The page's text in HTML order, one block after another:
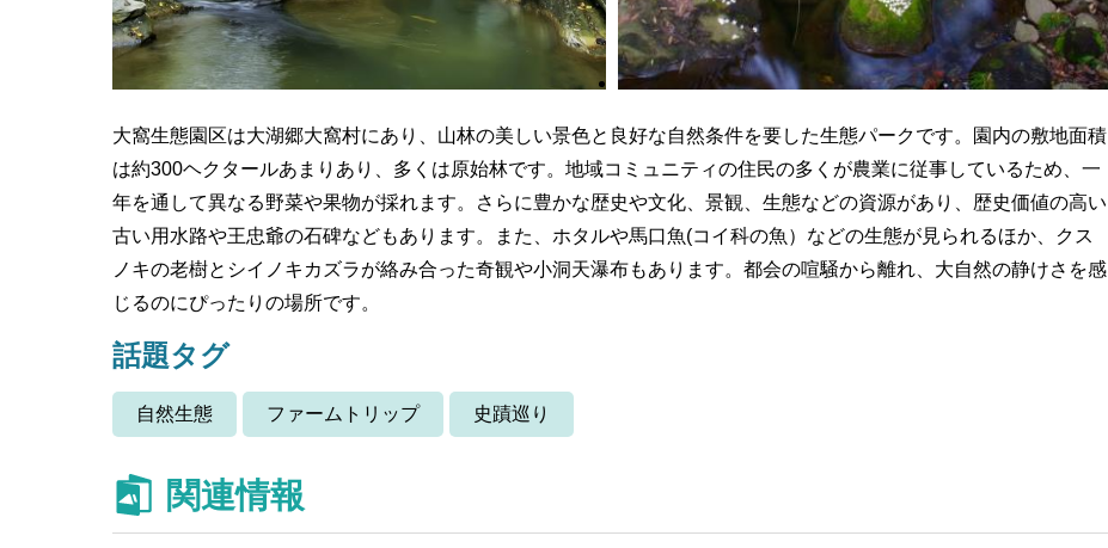
大窩生態園区は大湖郷大窩村にあり、山林の美しい景色と良好な自然条件を要した生態パークです。園内の敷地面積
は約300ヘクタールあまりあり、多くは原始林です。地域コミュニティの住民の多くが農業に従事しているため、一
年を通して異なる野菜や果物が採れます。さらに豊かな歴史や文化、景観、生態などの資源があり、歴史価値の高い
古い用水路や王忠爺の石碑などもあります。また、ホタルや馬口魚(コイ科の魚）などの生態が見られるほか、クス
ノキの老樹とシイノキカズラが絡み合った奇観や小洞天瀑布もあります。都会の喧騒から離れ、大自然の静けさを感
じるのにぴったりの場所です。
話題タグ
自然生態 ファームトリップ 史蹟巡り
関連情報